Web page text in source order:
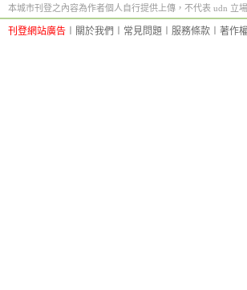
本城市刊登之內容為作者個人自行提供上傳，不代表 udn 立場
刊登網站廣告 關於我們 常見問題 服務條款 著作